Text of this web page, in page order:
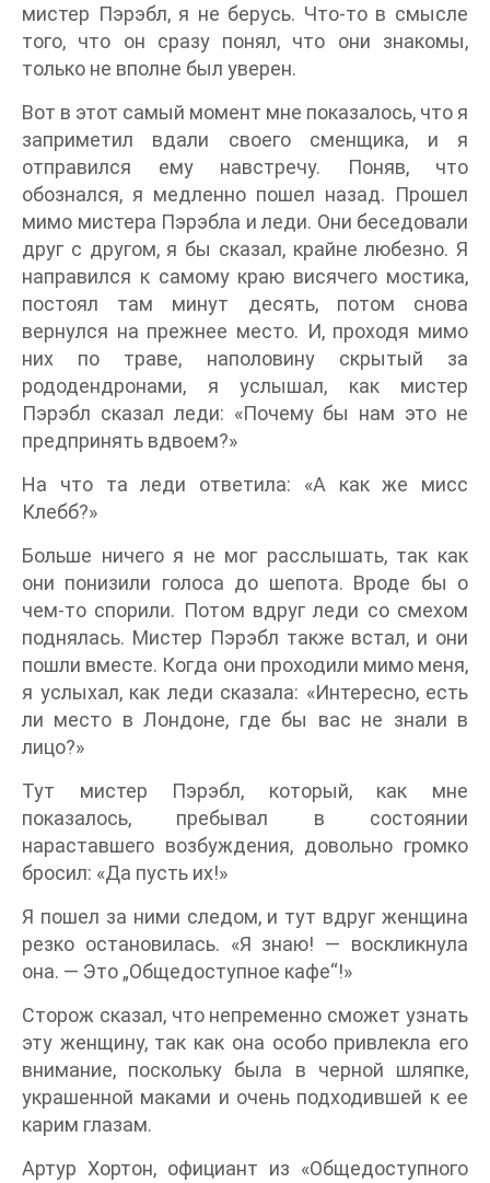
мистер Пэрэбл, я не берусь. Что-то в смысле
того, что он сразу понял, что они знакомы,
только не вполне был уверен.
Вот в этот самый момент мне показалось, что я
заприметил вдали своего сменщика, и я
отправился ему навстречу. Поняв, что
обознался, я медленно пошел назад. Прошел
мимо мистера Пэрэбла и леди. Они беседовали
друг с другом, я бы сказал, крайне любезно. Я
направился к самому краю висячего мостика,
постоял там минут десять, потом снова
вернулся на прежнее место. И, проходя мимо
них по траве, наполовину скрытый за
рододендронами, я услышал, как мистер
Пэрэбл сказал леди: «Почему бы нам это не
предпринять вдвоем?»
На что та леди ответила: «А как же мисс
Клебб?»
Больше ничего я не мог расслышать, так как
они понизили голоса до шепота. Вроде бы о
чем-то спорили. Потом вдруг леди со смехом
поднялась. Мистер Пэрэбл также встал, и они
пошли вместе. Когда они проходили мимо меня,
я услыхал, как леди сказала: «Интересно, есть
ли место в Лондоне, где бы вас не знали в
лицо?»
Тут мистер Пэрэбл, который, как мне
показалось, пребывал в состоянии
нараставшего возбуждения, довольно громко
бросил: «Да пусть их!»
Я пошел за ними следом, и тут вдруг женщина
резко остановилась. «Я знаю! — воскликнула
она. — Это „Общедоступное кафе“!»
Сторож сказал, что непременно сможет узнать
эту женщину, так как она особо привлекла его
внимание, поскольку была в черной шляпке,
украшенной маками и очень подходившей к ее
карим глазам.
Артур Хортон, официант из «Общедоступного